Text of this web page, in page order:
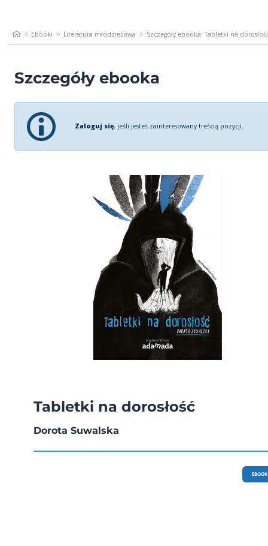
Ebooki Literatura młodzieżowa Szczegóły ebooka: Tabletki na
Szczegóły ebooka
Zaloguj się, jeśli jesteś zainteresowany treścią pozycji.
Tabletki na dorosłość
Dorota Suwalska
EBOOK